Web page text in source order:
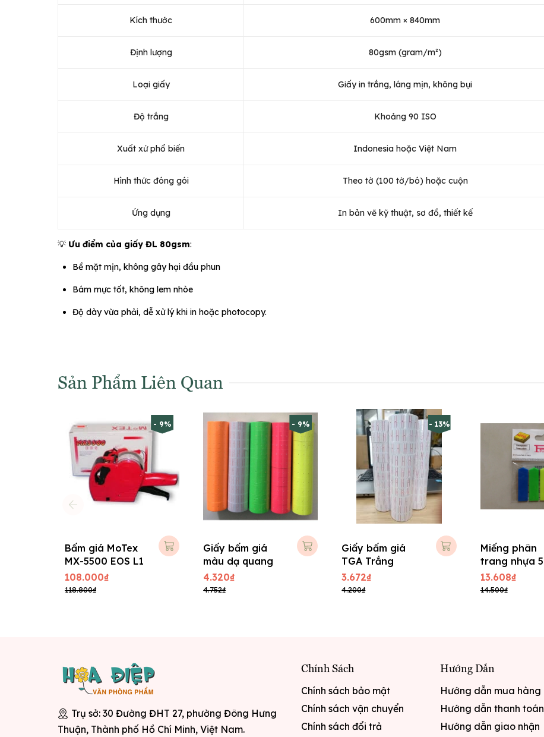
Kích thước 600mm × 840mm
Định lượng 80gsm (gram/m²)
Loại giấy Giấy in trắng, láng mịn, không bụi
Độ trắng Khoảng 90 ISO
Xuất xứ phổ biến Indonesia hoặc Việt Nam
Hình thức đóng gói Theo tờ (100 tờ/bó) hoặc cuộn
Ứng dụng In bản vẽ kỹ thuật, sơ đồ, thiết kế
💡 Ưu điểm của giấy ĐL 80gsm:
Bề mặt mịn, không gây hại đầu phun
Bám mực tốt, không lem nhòe
Độ dày vừa phải, dễ xử lý khi in hoặc photocopy.
Sản Phẩm Liên Quan
- 9%
Bấm giá MoTex
MX-5500 EOS L1
108.000₫
118.800₫
- 9%
Giấy bấm giá
màu dạ quang
4.320₫
4.752₫
- 13%
Giấy bấm giá
TGA Trắng
3.672₫
4.200₫
Miếng phân
trang nhựa 5
màu Pronoti
13.608₫
14.500₫
Trụ sở: 30 Đường ĐHT 27, phường Đông Hưng
Thuận, Thành phố Hồ Chí Minh, Việt Nam.
Chính Sách
Chính sách bảo mật
Chính sách vận chuyển
Chính sách đổi trả
Hướng Dẫn
Hướng dẫn mua hàng
Hướng dẫn thanh toán
Hướng dẫn giao nhận